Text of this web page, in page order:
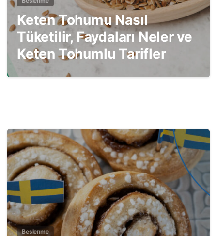
Keten Tohumu Nasıl
Tüketilir, Faydaları Neler ve
Keten Tohumlu Tarifler
Beslenme